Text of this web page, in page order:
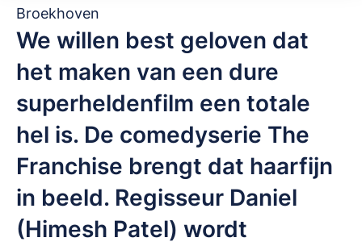
Broekhoven
We willen best geloven dat
het maken van een dure
superheldenfilm een totale
hel is. De comedyserie The
Franchise brengt dat haarfijn
in beeld. Regisseur Daniel
(Himesh Patel) wordt